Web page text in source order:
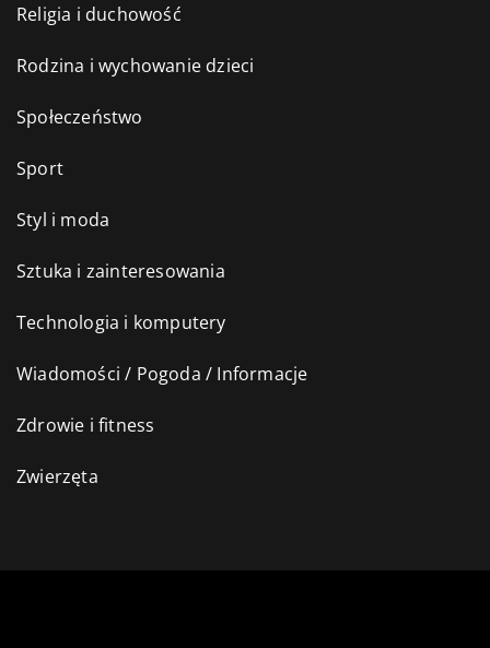
Religia i duchowość
Rodzina i wychowanie dzieci
Społeczeństwo
Sport
Styl i moda
Sztuka i zainteresowania
Technologia i komputery
Wiadomości / Pogoda / Informacje
Zdrowie i fitness
Zwierzęta